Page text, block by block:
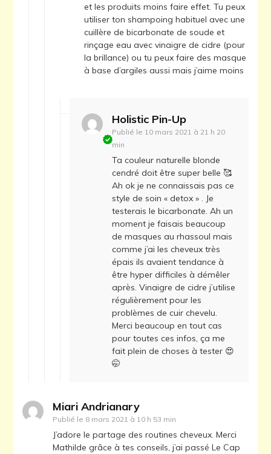
et les produits moins faire effet. Tu peux
utiliser ton shampoing habituel avec une
cuillère de bicarbonate de soude et
rinçage eau avec vinaigre de cidre (pour
la brillance) ou tu peux faire des masque
à base d’argiles aussi mais j’aime moins
Holistic Pin-Up
Publié le 10 mars 2021 à 21 h 20
min
Ta couleur naturelle blonde
cendré doit être super belle 🥰
Ah ok je ne connaissais pas ce
style de soin « detox » . Je
testerais le bicarbonate. Ah un
moment je faisais beaucoup
de masques au rhassoul mais
comme j’ai les cheveux très
épais ils avaient tendance à
être hyper difficiles à démêler
après. Vinaigre de cidre j’utilise
régulièrement pour les
problèmes de cuir chevelu.
Merci beaucoup en tout cas
pour toutes ces infos, ça me
fait plein de choses à tester 😍
🤭
Miari Andrianary
Publié le 8 mars 2021 à 10 h 53 min
J’adore le partage des routines cheveux. Merci
Mathilde grâce à tes conseils, j’ai passé Le Cap